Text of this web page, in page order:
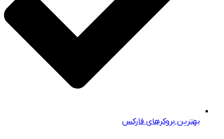
بهترین بروکرهای فارکس